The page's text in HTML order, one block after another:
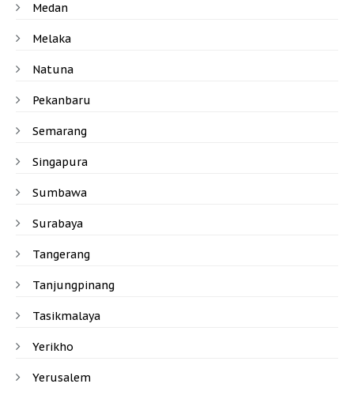
Medan
Melaka
Natuna
Pekanbaru
Semarang
Singapura
Sumbawa
Surabaya
Tangerang
Tanjungpinang
Tasikmalaya
Yerikho
Yerusalem